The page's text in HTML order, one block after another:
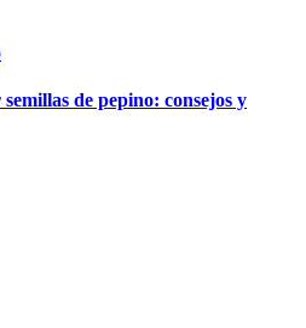
de pepino: consejos y